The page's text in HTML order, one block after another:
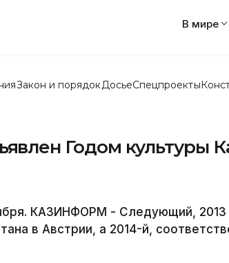
В мире
Закон и порядок ДосьеСпецпроекты
Годом культуры
КАЗИНФОРМ - Следующий, 2013
в Австрии, а 2014-й,